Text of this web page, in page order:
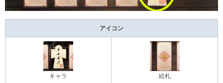
アイコン
キャラ 絵札